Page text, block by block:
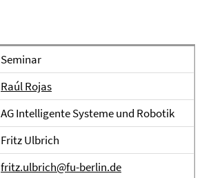
Seminar
Raúl Rojas
AG Intelligente Systeme und Robotik
Fritz Ulbrich
fritz.ulbrich@fu-berlin.de